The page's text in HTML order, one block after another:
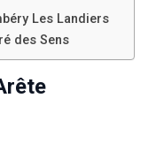
Les Landiers
des Sens